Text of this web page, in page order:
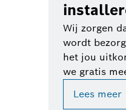
Wij zorgen
wordt
het jou
we gratis
Lees meer